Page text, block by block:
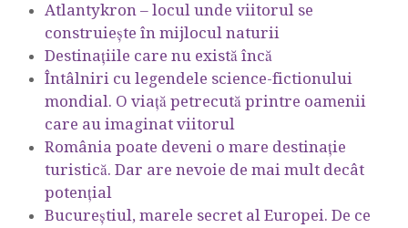
Atlantykron – locul unde viitorul se
construiește în mijlocul naturii
Destinațiile care nu există încă
Întâlniri cu legendele science-fictionului
mondial. O viață petrecută printre oamenii
care au imaginat viitorul
România poate deveni o mare destinație
turistică. Dar are nevoie de mai mult decât
potențial
Bucureștiul, marele secret al Europei. De ce